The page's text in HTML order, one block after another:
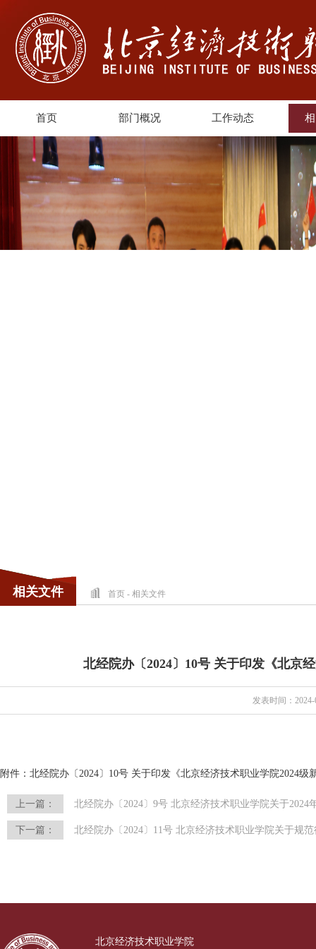
首页 部门概况 工作动态
相关文件 首页 - 相关文件
北经院办〔2024〕10号 关于印发《北京
发表时间：2024-
附件： 北经院办〔2024〕10号 关于印发《北京经济技术职业学院2024
上一篇： 北经院办〔2024〕9号 北京经济技术职业学院关于2024
下一篇： 北经院办〔2024〕11号 北京经济技术职业学院关于规
北京经济技术职业学院